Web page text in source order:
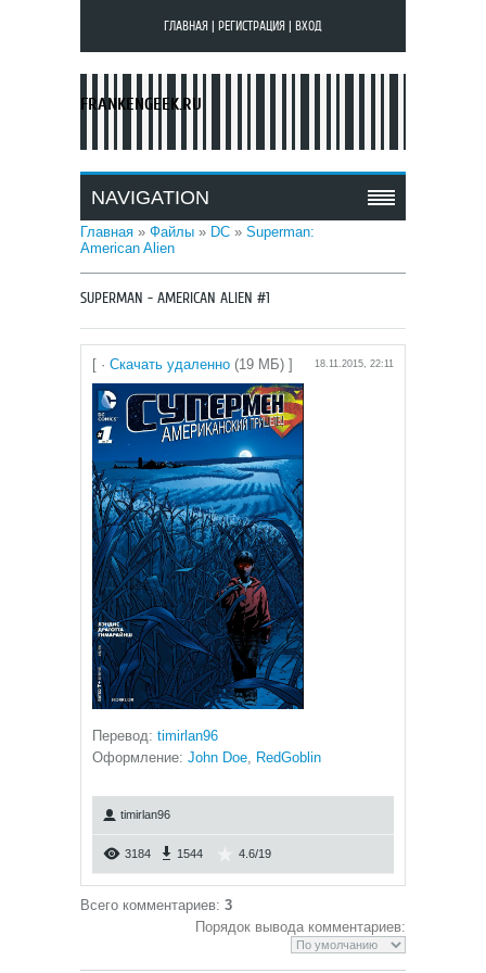
ГЛАВНАЯ РЕГИСТРАЦИЯ ВХОД
FRANKENGEEK.RU
NAVIGATION
Главная » Файлы » DC » Superman:
American Alien
SUPERMAN - AMERICAN ALIEN #1
[ · Скачать удаленно (19 МБ) ] 18.11.2015, 22:11
Перевод: timirlan96
Оформление: John Doe, RedGoblin
timirlan96
3184 1544 4.6/19
Всего комментариев: 3
Порядок вывода комментариев: